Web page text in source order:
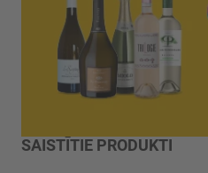
SAISTĪTIE PRODUKTI